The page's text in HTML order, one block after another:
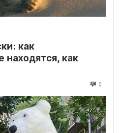
как
находятся, как
0